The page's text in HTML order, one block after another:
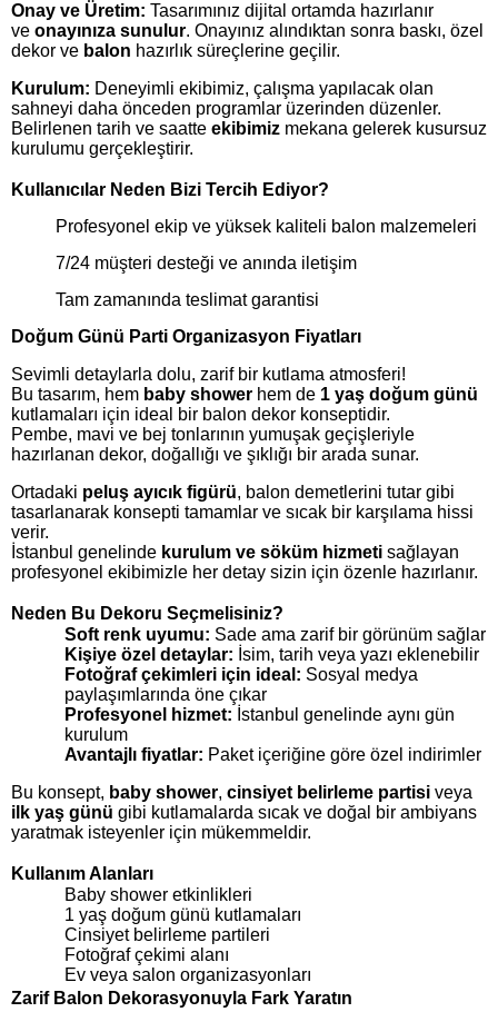
Onay ve Üretim: Tasarımınız dijital ortamda hazırlanır
ve onayınıza sunulur. Onayınız alındıktan sonra baskı, özel
dekor ve balon hazırlık süreçlerine geçilir.
Kurulum: Deneyimli ekibimiz, çalışma yapılacak olan
sahneyi daha önceden programlar üzerinden düzenler.
Belirlenen tarih ve saatte ekibimiz mekana gelerek kusursuz
kurulumu gerçekleştirir.
Kullanıcılar Neden Bizi Tercih Ediyor?
Profesyonel ekip ve yüksek kaliteli balon malzemeleri
7/24 müşteri desteği ve anında iletişim
Tam zamanında teslimat garantisi
Doğum Günü Parti Organizasyon Fiyatları
Sevimli detaylarla dolu, zarif bir kutlama atmosferi!
Bu tasarım, hem baby shower hem de 1 yaş doğum günü
kutlamaları için ideal bir balon dekor konseptidir.
Pembe, mavi ve bej tonlarının yumuşak geçişleriyle
hazırlanan dekor, doğallığı ve şıklığı bir arada sunar.
Ortadaki peluş ayıcık figürü, balon demetlerini tutar gibi
tasarlanarak konsepti tamamlar ve sıcak bir karşılama hissi
verir.
İstanbul genelinde kurulum ve söküm hizmeti sağlayan
profesyonel ekibimizle her detay sizin için özenle hazırlanır.
Neden Bu Dekoru Seçmelisiniz?
Soft renk uyumu: Sade ama zarif bir görünüm sağlar
Kişiye özel detaylar: İsim, tarih veya yazı eklenebilir
Fotoğraf çekimleri için ideal: Sosyal medya
paylaşımlarında öne çıkar
Profesyonel hizmet: İstanbul genelinde aynı gün
kurulum
Avantajlı fiyatlar: Paket içeriğine göre özel indirimler
Bu konsept, baby shower, cinsiyet belirleme partisi veya
ilk yaş günü gibi kutlamalarda sıcak ve doğal bir ambiyans
yaratmak isteyenler için mükemmeldir.
Kullanım Alanları
Baby shower etkinlikleri
1 yaş doğum günü kutlamaları
Cinsiyet belirleme partileri
Fotoğraf çekimi alanı
Ev veya salon organizasyonları
Zarif Balon Dekorasyonuyla Fark Yaratın